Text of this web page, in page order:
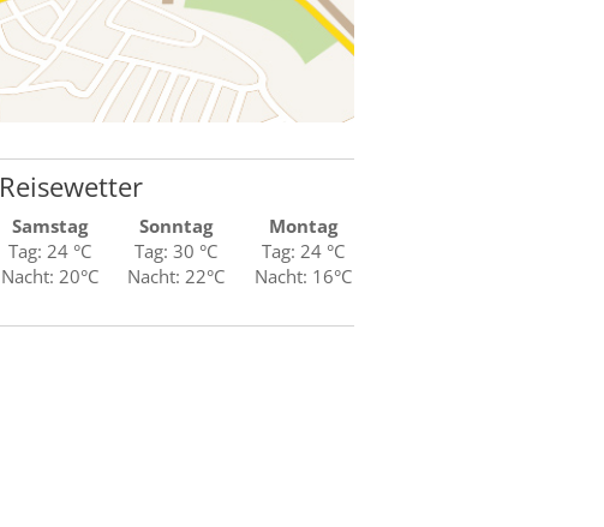
Reisewetter
Samstag
Tag: 24 °C
Nacht: 20°C
Sonntag
Tag: 30 °C
Nacht: 22°C
Montag
Tag: 24 °C
Nacht: 16°C